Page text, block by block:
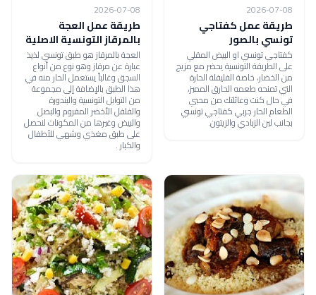
2026-07-08
طريقة عمل كفتاجي
تونسي بالصور
كفتاجي تونسي او البيض المقلي
على الطريقة التونسية يحضر مع مزيج
من الخضار، خاصة الفليفلة الحارة
التي تمنحه طعمه الحارق المميز،
في حال كنت وعائلتك من محبي
الطعام الحار جربي كفتاجي تونسي
بجانب لبن الزبادي والزيتون.
2026-07-08
طريقة عمل العجة
بالمرقاز التونسية الاصلية
العجة بالمرقاز هو طبق تونسي لذيذ
عبارة عن مرقاز وهو نوع من أنواع
السجق وغالباً يستعمل الحار منه في
هذا الطبق بالإضافة إلى مجموعة
من التوابل التونسية والبندورة
والفلفل الأخضر المفروم والبصل
والبيض وغيرها من المكونات لنحصل
على طبق مغذي وشهي للأطفال
والكبار .